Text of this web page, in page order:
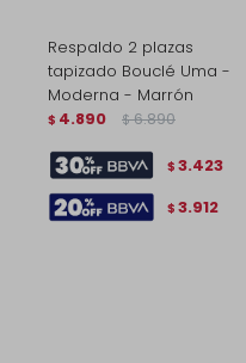
Respaldo 2 plazas
tapizado Bouclé Uma -
Moderna - Marrón
$ 4.890 $ 6.890
$ 3.423
$ 3.912